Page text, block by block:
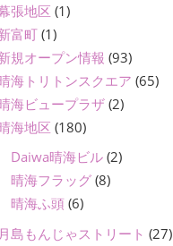
張地区 (1)
富町 (1)
規オープン情報 (93)
海トリトンスクエア (65)
海ビュープラザ (2)
海地区 (180)
Daiwa晴海ビル (2)
晴海フラッグ (8)
晴海ふ頭 (6)
月島もんじゃストリート (27)